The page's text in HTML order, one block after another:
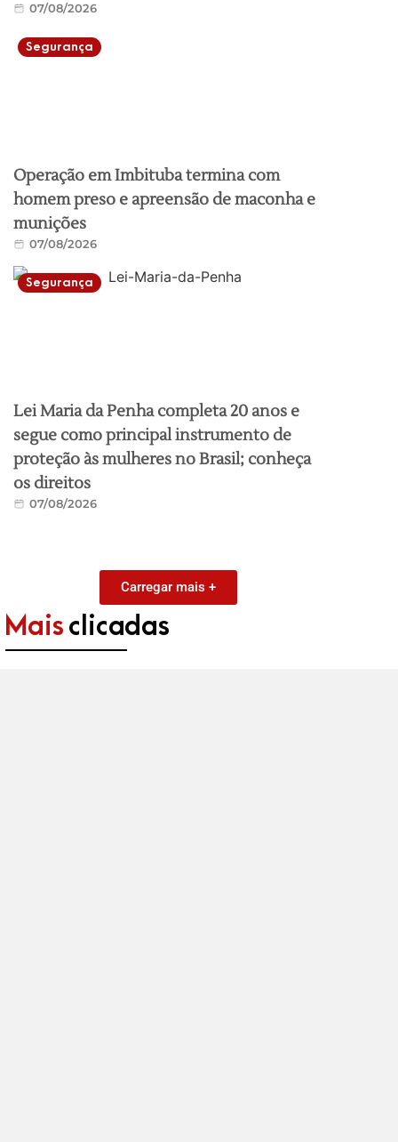
07/08/2026
Segurança
Operação em Imbituba termina com
homem preso e apreensão de maconha e
munições
07/08/2026
Segurança
Lei Maria da Penha completa 20 anos e
segue como principal instrumento de
proteção às mulheres no Brasil; conheça
os direitos
07/08/2026
Carregar mais +
Mais clicadas